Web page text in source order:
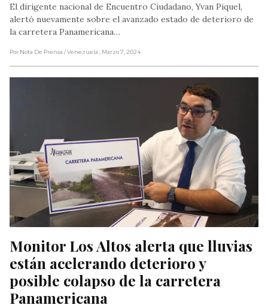
El dirigente nacional de Encuentro Ciudadano, Yvan Piquel,
alertó nuevamente sobre el avanzado estado de deterioro de
la carretera Panamericana…
Por Nota De Prensa / Venezuela , Marzo 7, 2024
Monitor Los Altos alerta que lluvias
están acelerando deterioro y
posible colapso de la carretera
Panamericana